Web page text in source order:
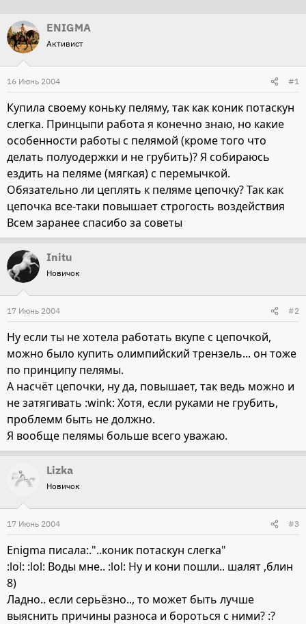
о
р
т
е
ы
а
н
а
л
а
ENIGMA
Активист
16 Июнь 2004 #1
Купила своему коньку пеляму, так как коник потаскун
слегка. Принцыпи работа я конечно знаю, но какие
особенности работы с пелямой (кроме того что
делать полуодержки и не грубить)? Я собираюсь
ездить на пеляме (мягкая) с перемычкой.
Обязательно ли цеплять к пеляме цепочку? Так как
цепочка все-таки повышает строгость воздействия
Всем заранее спасибо за советы
Initu
Новичок
17 Июнь 2004 #2
Ну если ты не хотела работать вкупе с цепочкой,
можно было купить олимпийский трензель... он тоже
по принципу пелямы.
А насчёт цепочки, ну да, повышает, так ведь можно и
не затягивать :wink: Хотя, если руками не грубить,
проблемм быть не должно.
Я вообще пелямы больше всего уважаю.
Lizka
Новичок
17 Июнь 2004 #3
Enigma писала:."..коник потаскун слегка"
:lol: :lol: Воды мне.. :lol: Ну и кони пошли.. шалят ,блин
8)
Ладно.. если серьёзно.., то может быть лучше
выяснить причины разноса и бороться с ними? :?